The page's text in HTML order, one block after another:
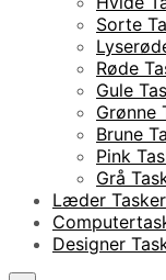
Sorte
Røde
Gule
Grønne
Brune
Pink
Grå
Læder Tasker
Designer